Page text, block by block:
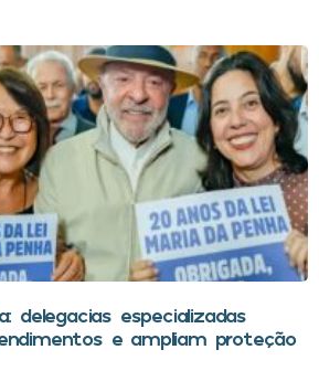
delegacias especializadas
e ampliam proteção